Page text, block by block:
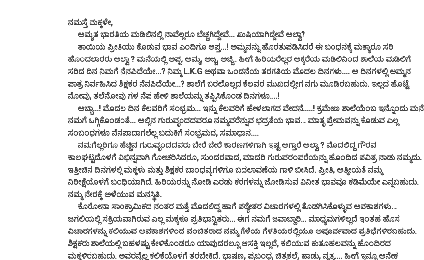
ನಮಸ್ತೆ ಮಕ್ಕಳೇ,
ಅಮೃತ ಭಾರತಿಯ ಮಡಿಲಿನಲ್ಲಿ ನಾವೆಲ್ಲರೂ ಬೆಚ್ಚಗಿದ್ದೇವೆ... ಖುಷಿಯಾಗಿದ್ದೇವೆ ಅಲ್ವಾ?
ತಾಯಿಯ ಪ್ರೀತಿಯು ಕೊಡುವ ಭಾವ ಎಂದಿಗೂ ಆಪ್ತ...! ಅಮ್ಮನನ್ನು ಹೊರತುಪಡಿಸಿದರೆ ಈ ಬಂಧನಕ್ಕೆ ಮತ್ಯಾರೂ ಸರಿ
ಹೊಂದಲಾರರು ಅಲ್ವಾ ? ಮನೆಯಲ್ಲಿ ಅಪ್ಪ, ಅಮ್ಮ, ಅಜ್ಜ, ಅಜ್ಜಿ.. ಹೀಗೆ ಹಿರಿಯರೆಲ್ಲರ ಅಕ್ಕರೆಯ ಮಡಿಲಿನಿಂದ ಶಾಲೆಯ ಮಡಿಲಿಗೆ
ಸರಿದ ದಿನ ನಿಮಗೆ ನೆನಪಿದೆಯೇ...? ನಿಮ್ಮ L.K.G ಅಥವಾ ಒಂದನೆಯ ತರಗತಿಯ ಮೊದಲ ದಿನಗಳು.... ಆ ದಿನಗಳಲ್ಲಿ ಅಮ್ಮನ
ಪಾತ್ರ ನಿರ್ವಹಿಸಿದ ಶಿಕ್ಷಕರ ನೆನಪಿದೆಯೇ...? ಶಾಲೆಗೆ ಬರಲೊಲ್ಲದ ಕೆಲವರ ಮುಖದಲ್ಲೀಗ ನಗು ಮೂಡಿರಬಹುದು. ಇಲ್ಲದ ಹೊಟ್ಟೆ
ನೋವು, ತಲೆನೋವು ಗಳ ನೆಪ ಹೇಳಿ ಶಾಲೆಯನ್ನು ತಪ್ಪಿಸಿಕೊಂಡ ದಿನಗಳೂ....!
ಅಬ್ಬಾ...! ಮೊದಲ ದಿನ ಕೆಲವರಿಗೆ ಸಂಭ್ರಮ... ಇನ್ನು ಕೆಲವರಿಗೆ ಹೇಳಲಾಗದ ವೇದನೆ.....! ಕ್ರಮೇಣ ಶಾಲೆಯೆಂಬ ಇನ್ನೊಂದು ಮನೆ
ನಮಗೆ ಒಗ್ಗಿಕೊಂಡಂತೆ... ಅಲ್ಲಿನ ಗುರುವೃಂದದವರೂ ನಮ್ಮವರೆನ್ನುವ ಭದ್ರತೆಯ ಭಾವ... ಮಾತೃ ಪ್ರೇಮವನ್ನು ಕೊಡುವ ಎಲ್ಲ
ಸಂಬಂಧಗಳೂ ನೆನಪಾದಾಗಲೆಲ್ಲ ಬದುಕಿಗೆ ಸಂಭ್ರಮದ, ಸಮಾಧಾನ....
ನಮಗೆಲ್ಲರಿಗೂ ಹೆಚ್ಚಿನ ಗುರುವೃಂದದವರು ಬೇರೆ ಬೇರೆ ಕಾರಣಗಳಿಗಾಗಿ ಇಷ್ಟ ಆಗ್ತಾರೆ ಅಲ್ವಾ ? ಮೊದಲಿದ್ದ ಗೌರವ
ಕಾಲಘಟ್ಟದೊಳಗೆ ವಿಭಿನ್ನವಾಗಿ ಗೋಚರಿಸಿದರೂ, ಸುಂದರವಾದ, ಮಾದರಿ ಗುರುಪರಂಪರೆಯನ್ನು ಹೊಂದಿದ ಪವಿತ್ರ ನಾಡು ನಮ್ಮದು.
ಇತ್ತೀಚಿನ ದಿನಗಳಲ್ಲಿ ಮಕ್ಕಳು ಮತ್ತು‌ ಶಿಕ್ಷಕರ ಬಾಂಧವ್ಯಗಳಿಗೂ ಬದಲಾವಣೆಯ ಗಾಳಿ ಬೀಸಿದೆ. ಪ್ರೀತಿ, ಆತ್ಮೀಯತೆ ನಮ್ಮ
ನಿರೀಕ್ಷೆಯೊಳಗೆ ಬಂಧಿಯಾಗಿದೆ. ಹಿರಿಯರನ್ನು ನೋಡಿ ಎರಡು ಕರಗಳನ್ನು ಜೋಡಿಸುವ ವಿನೀತ ಭಾವವೂ‌ ಕಡಿಮೆಯೇ ಎನ್ನಬಹುದು.
ನಮ್ಮ ನೇರಕ್ಕೆ ಅಳೆಯುವ ಮನಸ್ಥಿತಿ.
ಕೊರೋನಾ ಸಾಂಕ್ರಾಮಿಕದ ನಂತರ ಮತ್ತೆ ಮೊದಲಿದ್ದ ಹಾಗೆ ಪಠ್ಯೇತರ ವಿಚಾರಗಳಲ್ಲಿ ತೊಡಗಿಸಿಕೊಳ್ಳುವ ಅವಕಾಶಗಳು...
ಜಗಲಿಯಲ್ಲಿ ಸಕ್ರಿಯವಾಗಿರುವ ಎಲ್ಲ ಮಕ್ಕಳೂ ಪ್ರತಿಭಾನ್ವಿತರು... ಈಗ ನಮಗೆ ಜವಾಬ್ದಾರಿ... ಮಾಧ್ಯಮಗಳಿಲ್ಲದೆ ಇಂತಹ ಹೊಸ
ವಿಚಾರಗಳನ್ನು ಕಲಿಯುವ ಅವಕಾಶಗಳಿಂದ ವಂಚಿತರಾದ ನಮ್ಮ ಗೆಳೆಯ ಗೆಳತಿಯರಲ್ಲಿಯೂ ಅಪೂರ್ವವಾದ ಪ್ರತಿಭೆಗಳಿರಬಹುದು.
ಶಿಕ್ಷಕರು ಶಾಲೆಯಲ್ಲಿ ಬಹಳಷ್ಟು ಕೇಳಿಕೊಂಡರೂ ಯಾವುದರಲ್ಲೂ ಆಸಕ್ತಿ ಇಲ್ಲದೆ, ಕಲಿಯುವ ಕುತೂಹಲವನ್ನು ಹೊಂದಿರದ
ಮಕ್ಕಳಿರಬಹುದು. ಅವರನ್ನೆಲ್ಲ ಕಲಿಕೆಯೊಳಗೆ ತರಬೇಕಿದೆ. ಭಾಷಣ, ಪ್ರಬಂಧ, ಚಿತ್ರಕಲೆ, ಹಾಡು, ನೃತ್ಯ.... ಹೀಗೆ ಇನ್ನೂ ಅನೇಕ